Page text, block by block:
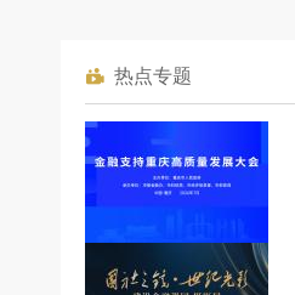
热点专题